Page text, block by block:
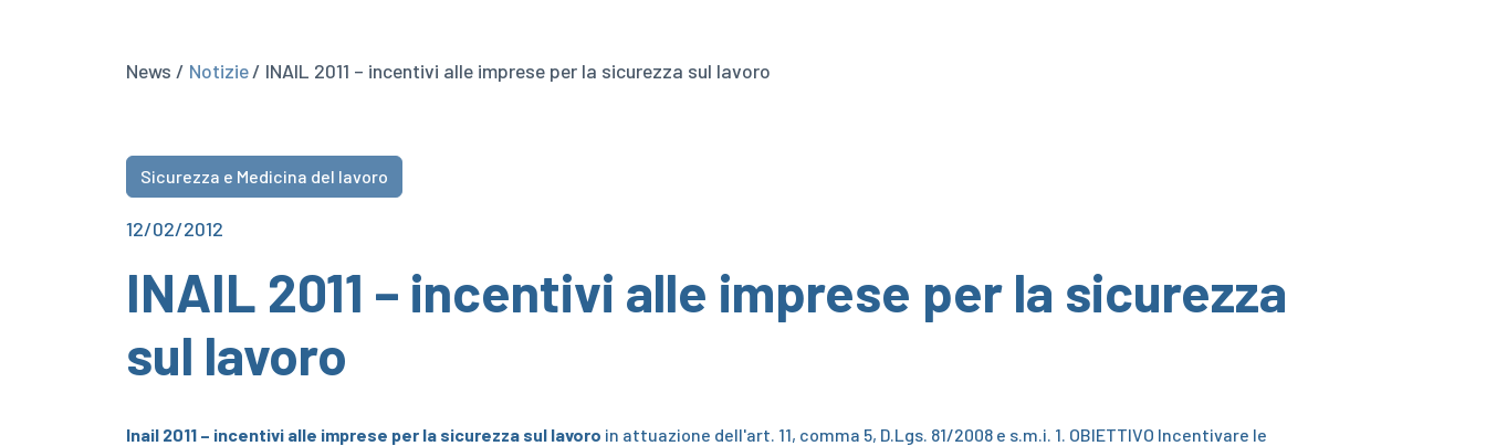
News / Notizie/ INAIL 2011 – incentivi alle imprese per la sicurezza sul lavoro
Sicurezza e Medicina del lavoro
12/02/2012
INAIL 2011 – incentivi alle imprese per la sicurezza
sul lavoro
Inail 2011 – incentivi alle imprese per la sicurezza sul lavoro in attuazione dell'art. 11, comma 5, D.Lgs. 81/2008 e s.m.i. 1. OBIETTIVO Incentivare le